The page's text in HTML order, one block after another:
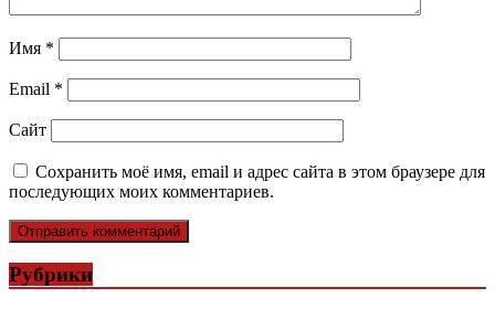
Имя *
Email *
Сайт
Сохранить моё имя, email и адрес сайта в этом браузере для
последующих моих комментариев.
Рубрики